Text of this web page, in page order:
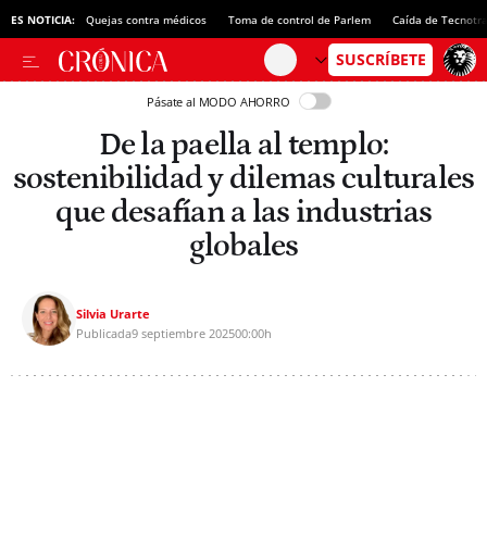
ES NOTICIA: Quejas contra médicos Toma de control de Parlem Caída de
Pásate al MODO AHORRO
De la paella al templo:
sostenibilidad y dilemas culturales
que desafían a las industrias
globales
Silvia Urarte
Publicada9 septiembre 202500:00h